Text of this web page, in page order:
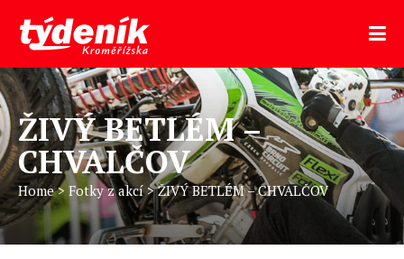
ŽIVÝ BETLÉM –
CHVALČOV
Home> Fotky z akcí>ŽIVÝ BETLÉM – CHVALČOV